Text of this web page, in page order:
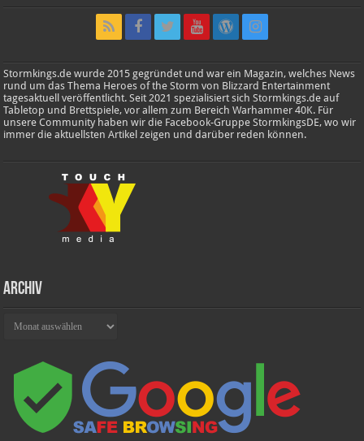
Stormkings.de wurde 2015 gegründet und war ein Magazin, welches News
rund um das Thema Heroes of the Storm von Blizzard Entertainment
tagesaktuell veröffentlicht. Seit 2021 spezialisiert sich Stormkings.de auf
Tabletop und Brettspiele, vor allem zum Bereich Warhammer 40K. Für
unsere Community haben wir die Facebook-Gruppe StormkingsDE, wo wir
immer die aktuellsten Artikel zeigen und darüber reden können.
Archiv